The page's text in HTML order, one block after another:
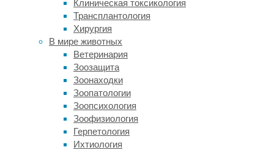
Клиническая токсикология
Трансплантология
Хирургия
В мире животных
Ветеринария
Зоозащита
Зоонаходки
Зоопатологии
Зоопсихология
Зоофизиология
Герпетология
Ихтиология
построить
единую
сеть
между
любым
количеством
филиалов
без
установки
дополнительного
оборудования